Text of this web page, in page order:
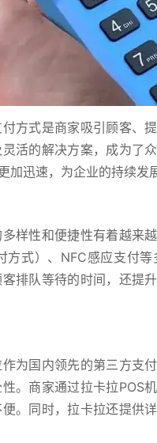
方式是商家吸引顾客、
活的解决方案，成为了
迅速，为企业的持续发
样性和便捷性有着越来
式）、NFC感应支付
排队等待的时间，还提
为国内领先的第三方支
。商家通过拉卡拉POS
。同时，拉卡拉还提供